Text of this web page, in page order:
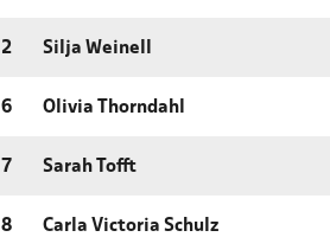
2 Silja Weinell
6 Olivia Thorndahl
7 Sarah Tofft
8 Carla Victoria Schulz